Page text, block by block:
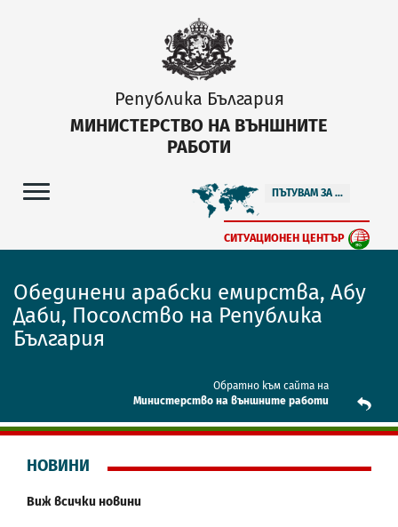
Република България
МИНИСТЕРСТВО НА ВЪНШНИТЕ
РАБОТИ
ПЪТУВАМ ЗА ...
СИТУАЦИОНЕН ЦЕНТЪР
Обединени арабски емирства, Абу
Даби, Посолство на Република
България
Обратно към сайта на
Mинистерство на външните работи
НОВИНИ
Виж всички новини